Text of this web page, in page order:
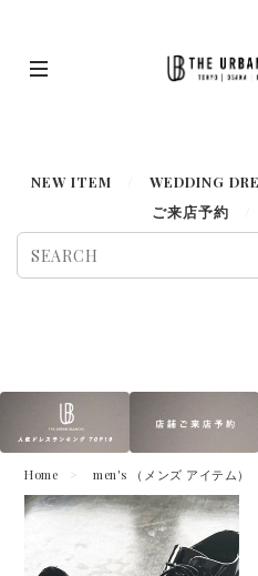
NEW ITEM WEDDING
ご来店予約
Home men's （メンズ アイテム）